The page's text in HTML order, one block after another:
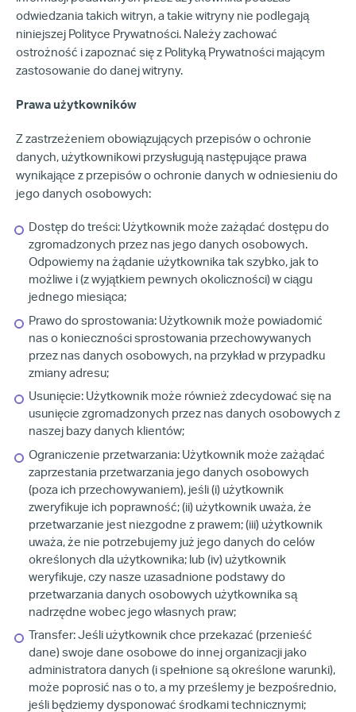
odwiedzania takich witryn, a takie witryny nie podlegają
niniejszej Polityce Prywatności. Należy zachować
ostrożność i zapoznać się z Polityką Prywatności mającym
zastosowanie do danej witryny.
Prawa użytkowników
Z zastrzeżeniem obowiązujących przepisów o ochronie
danych, użytkownikowi przysługują następujące prawa
wynikające z przepisów o ochronie danych w odniesieniu do
jego danych osobowych:
Dostęp do treści: Użytkownik może zażądać dostępu do
zgromadzonych przez nas jego danych osobowych.
Odpowiemy na żądanie użytkownika tak szybko, jak to
możliwe i (z wyjątkiem pewnych okoliczności) w ciągu
jednego miesiąca;
Prawo do sprostowania: Użytkownik może powiadomić
nas o konieczności sprostowania przechowywanych
przez nas danych osobowych, na przykład w przypadku
zmiany adresu;
Usunięcie: Użytkownik może również zdecydować się na
usunięcie zgromadzonych przez nas danych osobowych z
naszej bazy danych klientów;
Ograniczenie przetwarzania: Użytkownik może zażądać
zaprzestania przetwarzania jego danych osobowych
(poza ich przechowywaniem), jeśli (i) użytkownik
zweryfikuje ich poprawność; (ii) użytkownik uważa, że
przetwarzanie jest niezgodne z prawem; (iii) użytkownik
uważa, że nie potrzebujemy już jego danych do celów
określonych dla użytkownika; lub (iv) użytkownik
weryfikuje, czy nasze uzasadnione podstawy do
przetwarzania danych osobowych użytkownika są
nadrzędne wobec jego własnych praw;
Transfer: Jeśli użytkownik chce przekazać (przenieść
dane) swoje dane osobowe do innej organizacji jako
administratora danych (i spełnione są określone warunki),
może poprosić nas o to, a my prześlemy je bezpośrednio,
jeśli będziemy dysponować środkami technicznymi;